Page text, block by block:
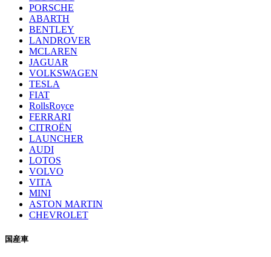
PORSCHE
ABARTH
BENTLEY
LANDROVER
MCLAREN
JAGUAR
VOLKSWAGEN
TESLA
FIAT
RollsRoyce
FERRARI
CITROËN
LAUNCHER
AUDI
LOTOS
VOLVO
VITA
MINI
ASTON MARTIN
CHEVROLET
国産車